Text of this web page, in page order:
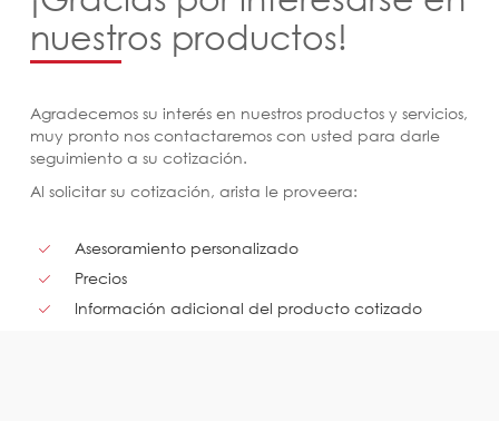
nuestros productos!
Agradecemos su interés en nuestros productos y servicios,
muy pronto nos contactaremos con usted para darle
seguimiento a su cotización.
Al solicitar su cotización, arista le proveera:
Asesoramiento personalizado
Precios
Información adicional del producto cotizado